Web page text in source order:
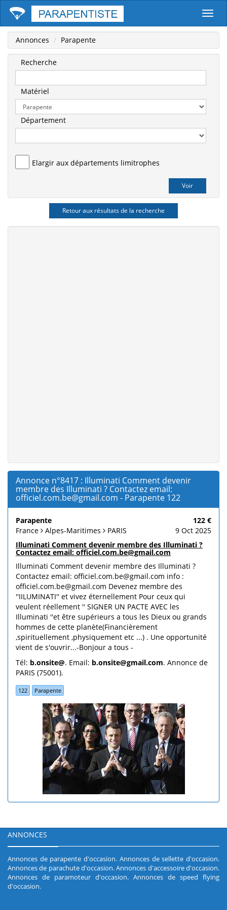
Annonces Parapente
Recherche
Matériel
Département
Elargir aux départements limitrophes
Retour aux résultats de la recherche
Annonce n°8417 : Illuminati Comment devenir
membre des Illuminati ? Contactez email:
officiel.com.be@gmail.com - Parapente 122
Parapente
122 €
France
Alpes-Maritimes PARIS
9 Oct 2025
Illuminati Comment devenir membre des Illuminati ?
Contactez email: officiel.com.be@gmail.com
Illuminati Comment devenir membre des Illuminati ?
Contactez email: officiel.com.be@gmail.com info :
officiel.com.be@gmail.com Devenez membre des
''IILUMINATI'' et vivez éternellement Pour ceux qui
veulent réellement '' SIGNER UN PACTE AVEC les
Illuminati ''et être supérieurs a tous les Dieux ou grands
hommes de cette planète(Financièrement
,spirituellement ,physiquement etc ...) . Une opportunité
vient de s'ouvrir...-Bonjour a tous -
Tél: b.onsite@. Email: b.onsite@gmail.com. Annonce de
PARIS (75001).
122 Parapente
ANNONCES
Annonces de parapente d'occasion. Annonces de sellette d'occasion.
Annonces de parachute d'occasion.Annonces d'accessoire d'occasion.
Annonces de paramoteur d'occasion. Annonces de speed flying
d'occasion.